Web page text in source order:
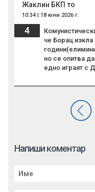
Жаклин БКП то
10:34 | 18 юни 2026 г.
4
че Борац
но се опитва
едно играят с
Напиши коментар